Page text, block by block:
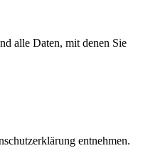
alle Daten, mit denen Sie
entnehmen.